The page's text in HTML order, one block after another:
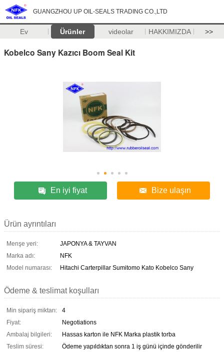
GUANGZHOU UP OIL-SEALS TRADING CO.,LTD
Ev Ürünler videolar HAKKIMIZDA >>
Kobelco Sany Kazıcı Boom Seal Kit
En iyi fiyat Bize ulaşın
Ürün ayrıntıları
Menşe yeri:
JAPONYA & TAYVAN
Marka adı:
NFK
Model numarası:
Hitachi Carterpillar Sumitomo Kato Kobelco Sany
Ödeme & teslimat koşulları
Min sipariş miktarı:
4
Fiyat:
Negotiations
Ambalaj bilgileri:
Hassas karton ile NFK Marka plastik torba
Teslim süresi:
Ödeme yapıldıktan sonra 1 iş günü içinde gönderilir